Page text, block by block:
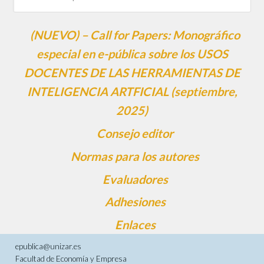
(NUEVO) – Call for Papers: Monográfico
especial en e-pública sobre los USOS
DOCENTES DE LAS HERRAMIENTAS DE
INTELIGENCIA ARTFICIAL (septiembre,
2025)
Consejo editor
Normas para los autores
Evaluadores
Adhesiones
Enlaces
epublica@unizar.es
Facultad de Economía y Empresa